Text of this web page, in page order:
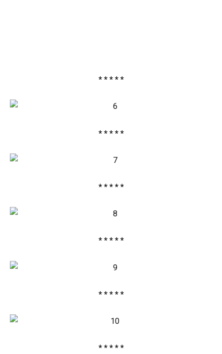
* * * * *
* * * * *
* * * * *
* * * * *
* * * * *
* * * * *